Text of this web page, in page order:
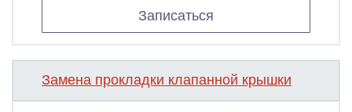
Записаться
Замена прокладки клапанной крышки